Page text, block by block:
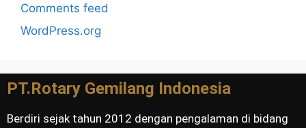
Comments feed
WordPress.org
PT.Rotary Gemilang Indonesia
Berdiri sejak tahun 2012 dengan pengalaman di bidang